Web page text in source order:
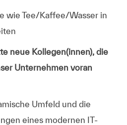
wie Tee/Kaffee/Wasser in
neue Kollegen(innen), die
Unternehmen voran
Umfeld und die
eines modernen IT-